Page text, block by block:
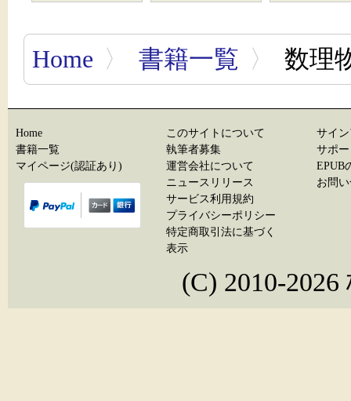
Home 〉 書籍一覧 〉 数理
Home
書籍一覧
マイページ(認証あり)
このサイトについて
執筆者募集
運営会社について
ニュースリリース
サービス利用規約
プライバシーポリシー
特定商取引法に基づく
表示
サイ
サポ
EPUB
お問
(C) 2010-